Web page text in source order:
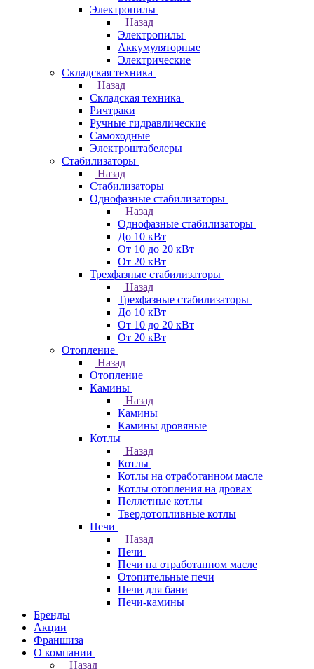
Электропилы
Назад
Электропилы
Аккумуляторные
Электрические
Складская техника
Назад
Складская техника
Ричтраки
Ручные гидравлические
Самоходные
Электроштабелеры
Стабилизаторы
Назад
Стабилизаторы
Однофазные стабилизаторы
Назад
Однофазные стабилизаторы
До 10 кВт
От 10 до 20 кВт
От 20 кВт
Трехфазные стабилизаторы
Назад
Трехфазные стабилизаторы
До 10 кВт
От 10 до 20 кВт
От 20 кВт
Отопление
Назад
Отопление
Камины
Назад
Камины
Камины дровяные
Котлы
Назад
Котлы
Котлы на отработанном масле
Котлы отопления на дровах
Пеллетные котлы
Твердотопливные котлы
Печи
Назад
Печи
Печи на отработанном масле
Отопительные печи
Печи для бани
Печи-камины
Бренды
Акции
Франшиза
О компании
Назад